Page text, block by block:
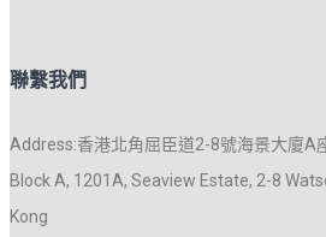
聯繫我們
Address:香港北角屈臣道2-8號海景大廈A
Block A, 1201A, Seaview Estate, 2-8
Kong